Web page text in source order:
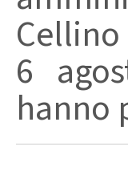
6
hanno